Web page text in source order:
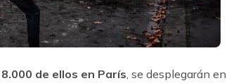
8.000 de ellos en París , se desplegarán en